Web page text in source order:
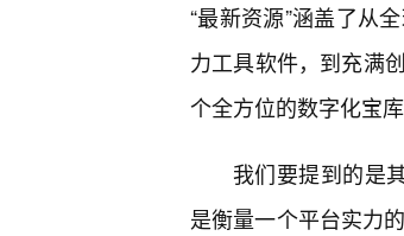
“最新资源”涵盖了从
力工具软件，到充满
个全方位的数字化宝库
我们要提到的是
是衡量一个平台实力